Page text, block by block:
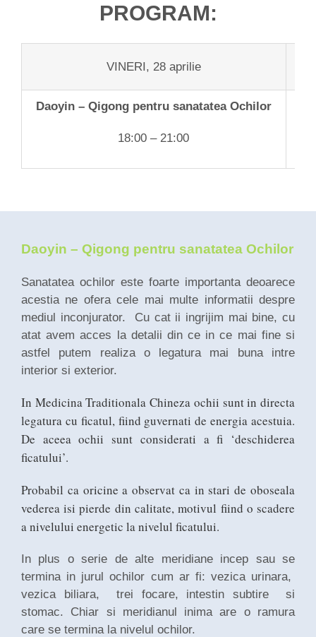
PROGRAM:
VINERI, 28 aprilie
Daoyin – Qigong pentru sanatatea Ochilor
18:00 – 21:00
Daoyin – Qigong pentru sanatatea Ochilor
Sanatatea ochilor este foarte importanta deoarece
acestia ne ofera cele mai multe informatii despre
mediul inconjurator. Cu cat ii ingrijim mai bine, cu
atat avem acces la detalii din ce in ce mai fine si
astfel putem realiza o legatura mai buna intre
interior si exterior.
In Medicina Traditionala Chineza ochii sunt in directa
legatura cu ficatul, fiind guvernati de energia acestuia.
De aceea ochii sunt considerati a fi ‘deschiderea
ficatului’.
Probabil ca oricine a observat ca in stari de oboseala
vederea isi pierde din calitate, motivul fiind o scadere
a nivelului energetic la nivelul ficatului.
In plus o serie de alte meridiane incep sau se
termina in jurul ochilor cum ar fi: vezica urinara,
vezica biliara, trei focare, intestin subtire si
stomac. Chiar si meridianul inima are o ramura
care se termina la nivelul ochilor.